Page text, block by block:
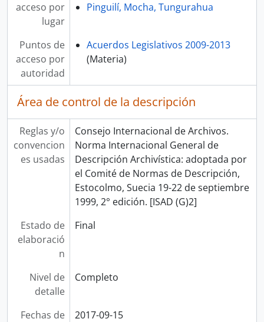
acceso por
lugar
Pinguilí, Mocha, Tungurahua
Puntos de
acceso por
autoridad
Acuerdos Legislativos 2009-2013
(Materia)
Área de control de la descripción
Reglas y/o
convencion
es usadas
Consejo Internacional de Archivos.
Norma Internacional General de
Descripción Archivística: adoptada por
el Comité de Normas de Descripción,
Estocolmo, Suecia 19-22 de septiembre
1999, 2° edición. [ISAD (G)2]
Estado de
elaboració
n
Final
Nivel de
detalle
Completo
Fechas de
2017-09-15